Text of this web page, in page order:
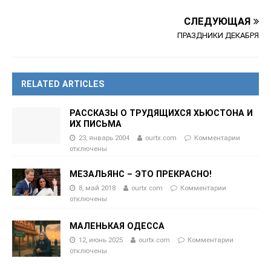
СЛЕДУЮЩАЯ
ПРАЗДНИКИ ДЕКАБРЯ
RELATED ARTICLES
РАССКАЗЫ О ТРУДЯЩИХСЯ ХЬЮСТОНА И
ИХ ПИСЬМА
23, январь 2004 ourtx.com
Комментарии
отключены
МЕЗАЛЬЯНС – ЭТО ПРЕКРАСНО!
8, май 2018 ourtx.com
Комментарии
отключены
МАЛЕНЬКАЯ ОДЕССА
12, июнь 2025 ourtx.com
Комментарии
отключены